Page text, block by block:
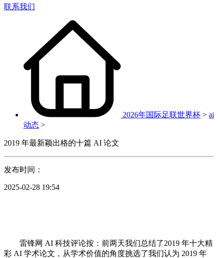
联系我们
2026年国际足联世界杯 > ai
动态 >
2019 年最新颖出格的十篇 AI 论文
发布时间：
2025-02-28 19:54
雷锋网 AI 科技评论按：前两天我们总结了2019 年十大精
彩 AI 学术论文，从学术价值的角度挑选了我们认为 2019 年